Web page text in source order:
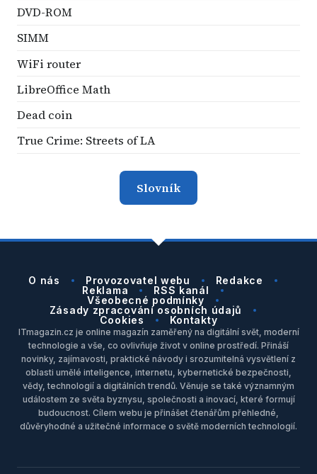
DVD-ROM
SIMM
WiFi router
LibreOffice Math
Dead coin
True Crime: Streets of LA
Slovník
O nás Provozovatel webu
Redakce
Reklama
RSS kanál
Všeobecné podmínky
Zásady zpracování osobních údajů
Cookies
Kontakty
ITmagazin.cz je online magazín zaměřený na digitální svět, moderní
technologie a vše, co ovlivňuje život v online prostředí. Přináší
novinky, zajímavosti, praktické návody i srozumitelná vysvětlení z
oblasti umělé inteligence, internetu, kybernetické bezpečnosti,
vědy, technologií a digitálních trendů. Věnuje se také významným
událostem ze světa byznysu, společnosti a inovací, které formují
budoucnost. Cílem webu je přinášet čtenářům přehledné,
důvěryhodné a užitečné informace o světě moderních technologií.